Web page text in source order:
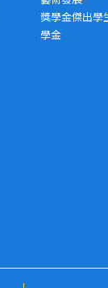
獎學金傑出學
學金